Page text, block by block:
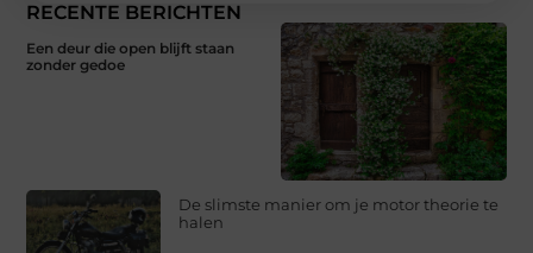
RECENTE BERICHTEN
Een deur die open blijft staan
zonder gedoe
De slimste manier om je motor theorie te
halen